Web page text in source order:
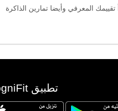
المعرفي وأيضا تمارين الذاكرة
تطبيق CogniFit